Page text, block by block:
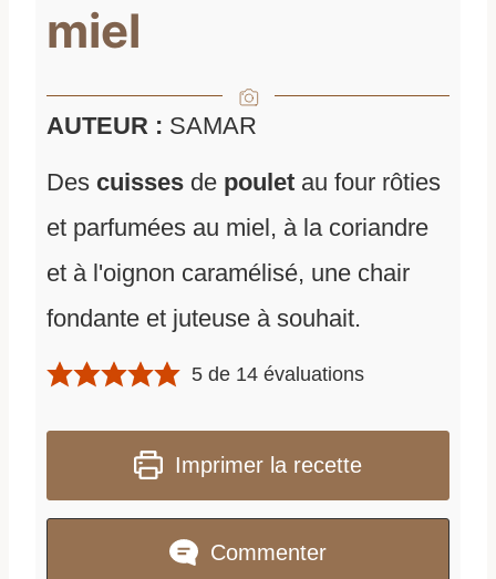
miel
AUTEUR : SAMAR
Des cuisses de poulet au four rôties
et parfumées au miel, à la coriandre
et à l'oignon caramélisé, une chair
fondante et juteuse à souhait.
5 de 14 évaluations
Imprimer la recette
Commenter